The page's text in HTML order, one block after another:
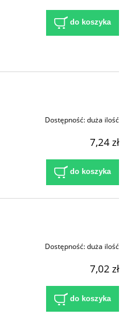
do koszyka
Dostępność:duża ilość
7,24 zł
do koszyka
Dostępność:duża ilość
7,02 zł
do koszyka